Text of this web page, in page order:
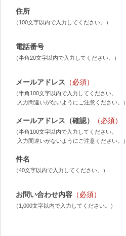
住所
（100文字以内で入力してください。）
電話番号
（半角20文字以内で入力してください。）
メールアドレス （必須）
（半角100文字以内で入力してください。
入力間違いがないようにご注意ください。）
メールアドレス（確認） （必須）
（半角100文字以内で入力してください。
入力間違いがないようにご注意ください。）
件名
（40文字以内で入力してください。）
お問い合わせ内容 （必須）
（1,000文字以内で入力してください。）